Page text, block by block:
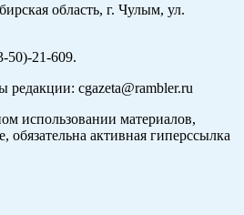
область, г. Чулым, ул.
50)-21-609.
редакции: cgazeta@rambler.ru
использовании материалов,
обязательна активная гиперссылка